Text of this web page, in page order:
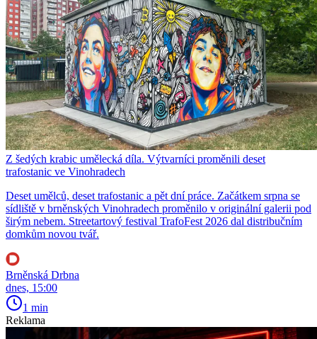
Z šedých krabic umělecká díla. Výtvarníci proměnili deset
trafostanic ve Vinohradech
Deset umělců, deset trafostanic a pět dní práce. Začátkem srpna se
sídliště v brněnských Vinohradech proměnilo v originální galerii pod
širým nebem. Streetartový festival TrafoFest 2026 dal distribučním
domkům novou tvář.
Brněnská Drbna
dnes, 15:00
1 min
Reklama